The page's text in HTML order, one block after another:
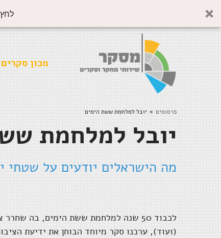
מכון סקרים
פרסומים » יובל למלחמת ששת הימים
יובל למלחמת
מה הישראלים יודעים על שטחי
לכבוד 50 שנה למלחמת ששת הימים, בה
(ועוד), ערכנו סקר מיוחד הבוחן את ידיעת